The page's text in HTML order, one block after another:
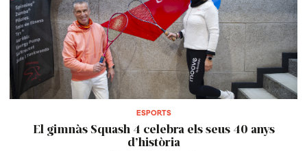
ESPORTS
El gimnàs Squash 4 celebra els seus 40 anys
d’història